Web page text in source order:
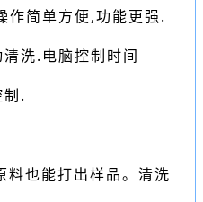
作简单方便,功能更强.
洗.电脑控制时间
.
也能打出样品。清洗